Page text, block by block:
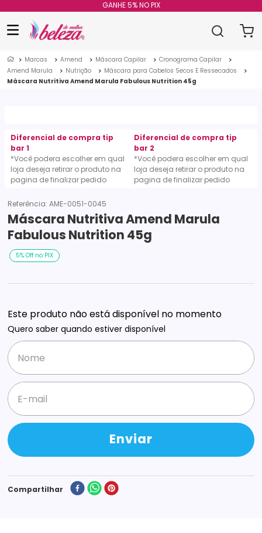
GANHE 5% NO PIX
Marcas Amend Máscara Capilar
Cronograma Capilar
Amend Marula
Nutrição
Máscara para Cabelos Secos E Ressecados
Máscara Nutritiva Amend Marula Fabulous Nutrition 45g
Diferencial de compra tip
bar 1
*Você podera escolher em qual
loja deseja retirar o produto na
pagina de finalizar pedido
Diferencial de compra tip
bar 2
*Você podera escolher em qual
loja deseja retirar o produto na
pagina de finalizar pedido
Referência: AME-0051-0045
Máscara Nutritiva Amend Marula
Fabulous Nutrition 45g
5% Off no PIX
Este produto não está disponível no momento
Quero saber quando estiver disponível
Enviar
Compartilhar